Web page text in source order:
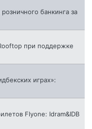
банкинга за
при поддержке
играх»:
Flyone: Idram&IDB